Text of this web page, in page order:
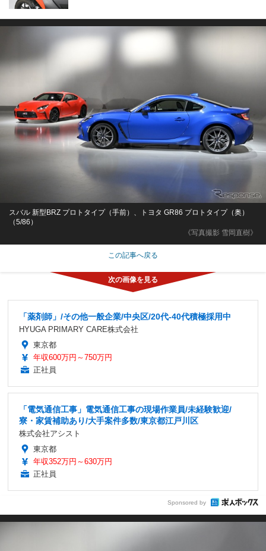
《写真撮影 雪岡直樹》
スバル 新型BRZ プロトタイプ（手前）、トヨタ GR86 プロトタイプ（奥）
（5/86）
この記事へ戻る
「薬剤師」/その他一般企業/中央区/20代-40代積極採用中
HYUGA PRIMARY CARE株式会社
東京都
年収600万円～750万円
正社員
「電気通信工事」電気通信工事の現場作業員/未経験歓迎/
寮・家賃補助あり/大手案件多数/東京都江戸川区
株式会社アシスト
東京都
年収352万円～630万円
正社員
Sponsored by